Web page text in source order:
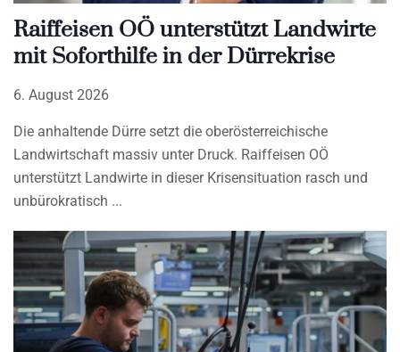
Raiffeisen OÖ unterstützt Landwirte
mit Soforthilfe in der Dürrekrise
6. August 2026
Die anhaltende Dürre setzt die oberösterreichische
Landwirtschaft massiv unter Druck. Raiffeisen OÖ
unterstützt Landwirte in dieser Krisensituation rasch und
unbürokratisch